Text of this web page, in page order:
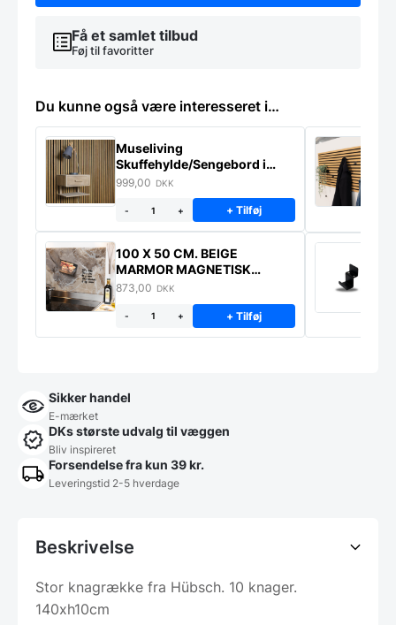
Få et samlet tilbud
Føj til favoritter
Du kunne også være interesseret i…
Museliving
Skuffehylde/Sengebord i
massiv eg
999,00 DKK
- + + Tilføj
100 X 50 CM. BEIGE
MARMOR MAGNETISK
STÆNKPLADE
873,00 DKK
- + + Tilføj
Sikker handel
E-mærket
DKs største udvalg til væggen
Bliv inspireret
Forsendelse fra kun 39 kr.
Leveringstid 2-5 hverdage
Beskrivelse
Stor knagrække fra Hübsch. 10 knager.
140xh10cm